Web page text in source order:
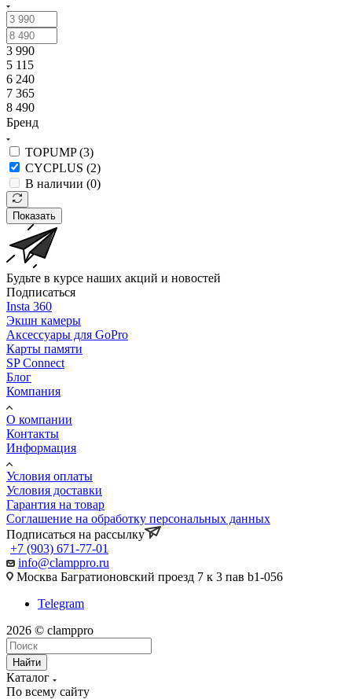
3 990
5 115
6 240
7 365
8 490
Бренд
TOPUMP (3)
CYCPLUS (2)
В наличии (0)
Показать
Будьте в курсе наших акций и новостей
Подписаться
Insta 360
Экшн камеры
Аксессуары для GoPro
Карты памяти
SP Connect
Блог
Компания
О компании
Контакты
Информация
Условия оплаты
Условия доставки
Гарантия на товар
Соглашение на обработку персональных данных
Подписаться на рассылку
+7 (903) 671-77-01
info@clamppro.ru
Москва Багратионовский проезд 7 к 3 пав b1-056
Telegram
2026 © clamppro
Найти
Каталог
По всему сайту